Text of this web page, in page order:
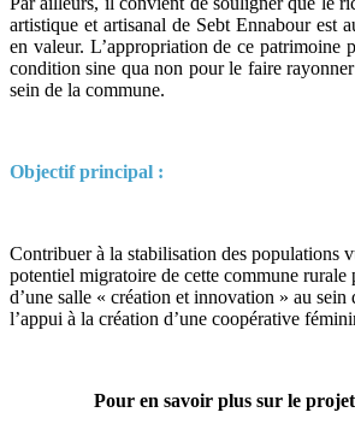
artistique et artisanal de Sebt Ennabour est
en valeur. L’appropriation de ce patrimoine
condition sine qua non pour le faire
sein de la commune.
Objectif principal :
Contribuer à la stabilisation des populations
potentiel migratoire de cette commune rurale
d’une salle « création et innovation » au sein
l’appui à la création d’une coopérative
Pour en savoir plus sur le projet